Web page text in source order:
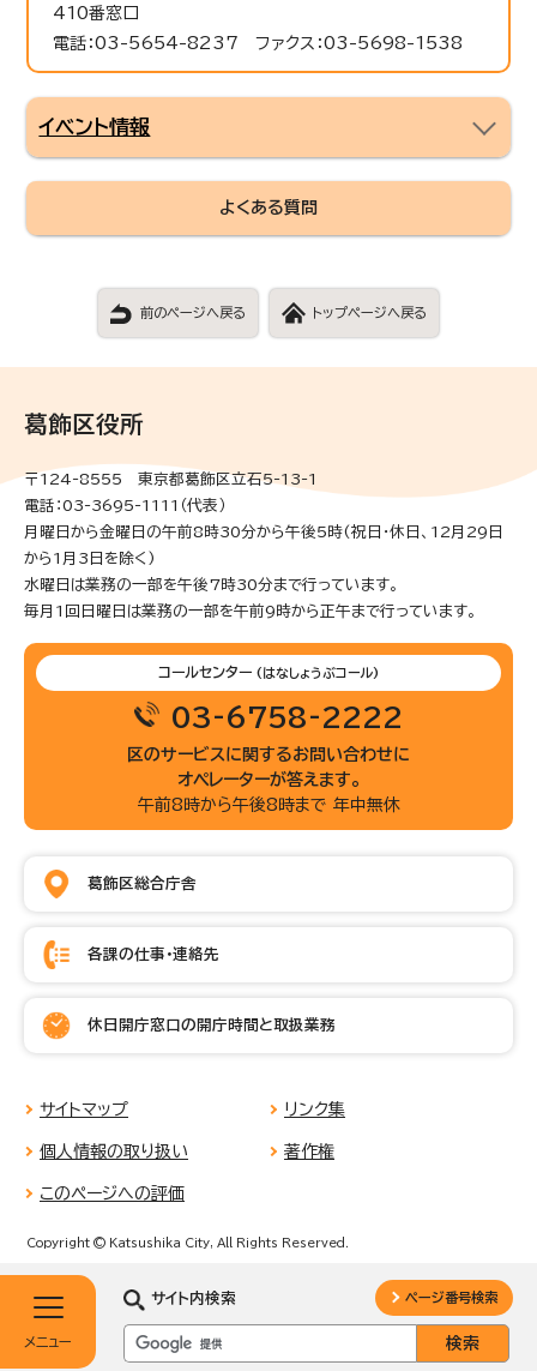
410番窓口
電話：03-5654-8237 ファクス：03-5698-1538
イベント情報
よくある質問
前のページへ戻る トップページへ戻る
メニュー
サイト内検索 ページ番号検索
葛飾区役所
〒124-8555 東京都葛飾区立石5-13-1
電話：03-3695-1111（代表）
月曜日から金曜日の午前8時30分から午後5時(祝日・休日、12月29日
から1月3日を除く)
水曜日は業務の一部を午後7時30分まで行っています。
毎月1回日曜日は業務の一部を午前9時から正午まで行っています。
コールセンター (はなしょうぶコール)
03-6758-2222
区のサービスに関するお問い合わせに
オペレーターが答えます。
午前8時から午後8時まで 年中無休
葛飾区総合庁舎
各課の仕事・連絡先
休日開庁窓口の開庁時間と取扱業務
サイトマップ リンク集
個人情報の取り扱い 著作権
このページへの評価
Copyright © Katsushika City, All Rights Reserved.